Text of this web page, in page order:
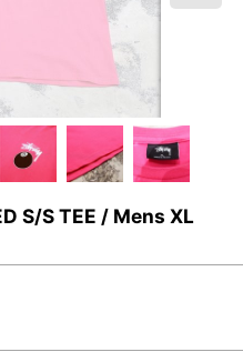
S/S TEE / Mens XL